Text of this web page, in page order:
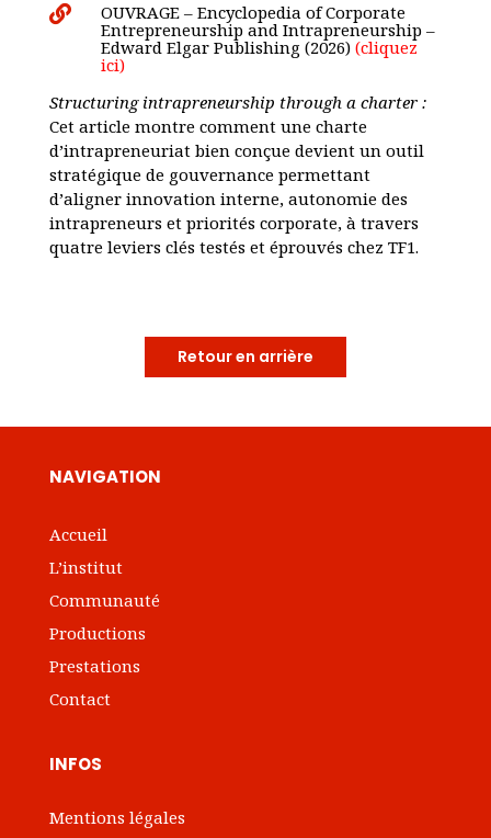

OUVRAGE – Encyclopedia of Corporate
Entrepreneurship and Intrapreneurship –
Edward Elgar Publishing (2026) (cliquez
ici)
Structuring intrapreneurship through a charter :
Cet article montre comment une charte
d’intrapreneuriat bien conçue devient un outil
stratégique de gouvernance permettant
d’aligner innovation interne, autonomie des
intrapreneurs et priorités corporate, à travers
quatre leviers clés testés et éprouvés chez TF1.
Retour en arrière
NAVIGATION
Accueil
L’institut
Communauté
Productions
Prestations
Contact
INFOS
Mentions légales